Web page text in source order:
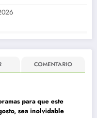
COMENTARIO
para que este
sea inolvidable